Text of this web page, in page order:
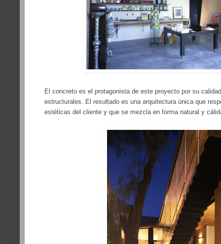
El concreto es el protagonista de este proyecto por su
estructurales. El resultado es una arquitectura única que
estéticas del cliente y que se mezcla en forma natural y